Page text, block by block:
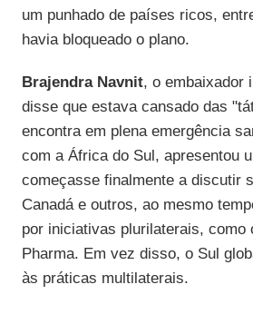
um punhado de países ricos,
havia bloqueado o plano.
Brajendra Navnit, o embaixador
disse que estava cansado das
encontra em plena emergência
com a África do Sul, apresentou
começasse finalmente a discutir
Canadá e outros, ao mesmo
por iniciativas plurilaterais, como
Pharma. Em vez disso, o Sul
às práticas multilaterais.